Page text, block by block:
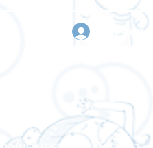
เข้าสู่ระบบ